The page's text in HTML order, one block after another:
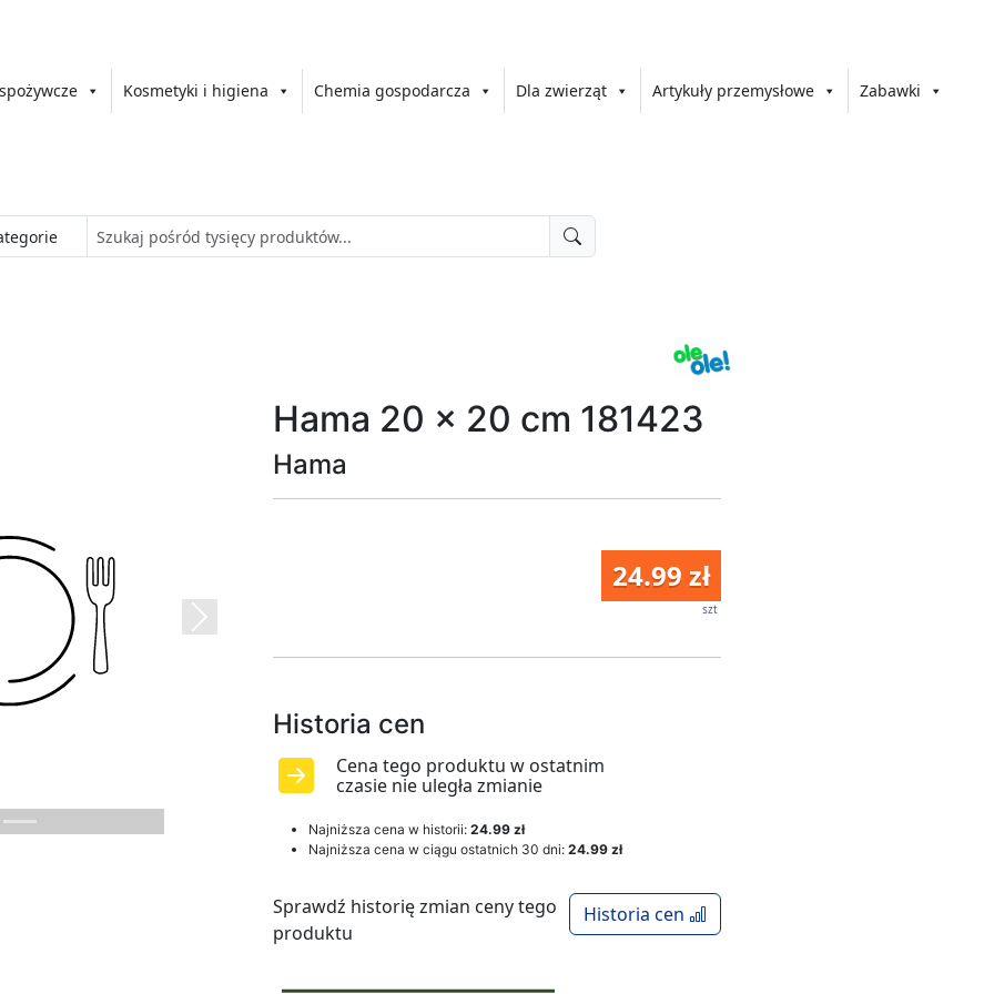
Kosmetyki i higiena Chemia gospodarcza Dla zwierząt Artykuły przemysłowe Zabawki
Next
Hama 20 x 20 cm 181423
Hama
24.99 zł
szt
Historia cen
Cena tego produktu w ostatnim
czasie nie uległa zmianie
Najniższa cena w historii: 24.99 zł
Najniższa cena w ciągu ostatnich 30 dni: 24.99 zł
Historia cen
Sprawdź historię zmian ceny tego
produktu